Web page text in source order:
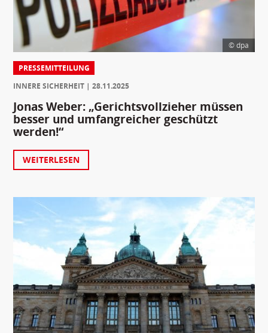
© dpa
PRESSEMITTEILUNG
INNERE SICHERHEIT
28.11.2025
Jonas Weber: „Gerichtsvollzieher müssen
besser und umfangreicher geschützt
werden!“
WEITERLESEN